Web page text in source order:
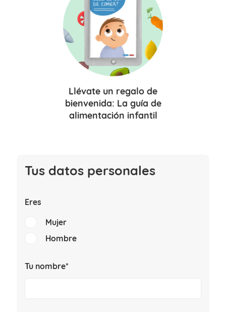
Llévate un regalo de
bienvenida: La guía de
alimentación infantil
Tus datos personales
Eres
Mujer
Hombre
Tu nombre*